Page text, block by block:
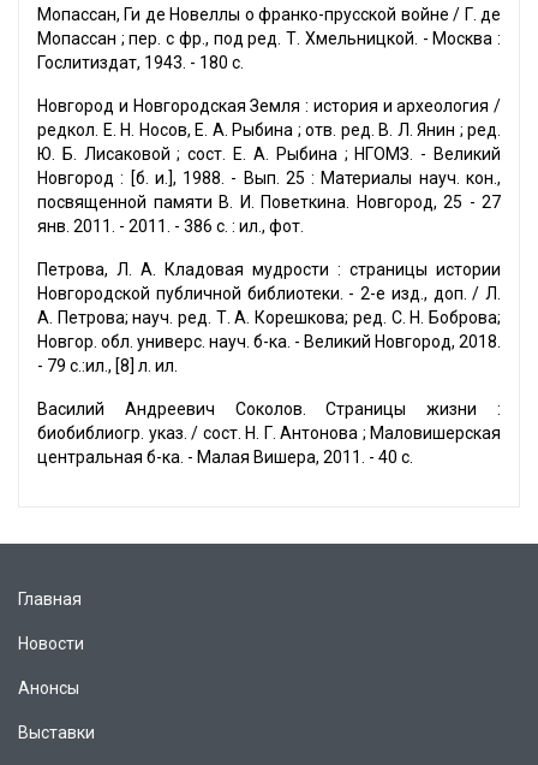
Мопассан, Ги де Новеллы о франко-прусской войне / Г. де
Мопассан ; пер. с фр., под ред. Т. Хмельницкой. - Москва :
Гослитиздат, 1943. - 180 с.
Новгород и Новгородская Земля : история и археология /
редкол. Е. Н. Носов, Е. А. Рыбина ; отв. ред. В. Л. Янин ; ред.
Ю. Б. Лисаковой ; сост. Е. А. Рыбина ; НГОМЗ. - Великий
Новгород : [б. и.], 1988. - Вып. 25 : Материалы науч. кон.,
посвященной памяти В. И. Поветкина. Новгород, 25 - 27
янв. 2011. - 2011. - 386 с. : ил., фот.
Петрова, Л. А. Кладовая мудрости : страницы истории
Новгородской публичной библиотеки. - 2-е изд., доп. / Л.
А. Петрова; науч. ред. Т. А. Корешкова; ред. С. Н. Боброва;
Новгор. обл. универс. науч. б-ка. - Великий Новгород, 2018.
- 79 с.:ил., [8] л. ил.
Василий Андреевич Соколов. Страницы жизни :
биобиблиогр. указ. / сост. Н. Г. Антонова ; Маловишерская
центральная б-ка. - Малая Вишера, 2011. - 40 с.
Главная
Новости
Анонсы
Выставки